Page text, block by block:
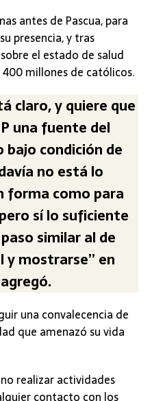
antes de Pascua, para
presencia, y tras
el estado de salud
millones de católicos.
claro, y quiere que
una fuente del
condición de
no está lo
forma como para
sí lo suficiente
similar al de
y mostrarse” en
una convalecencia de
que amenazó su vida
realizar actividades
contacto con los